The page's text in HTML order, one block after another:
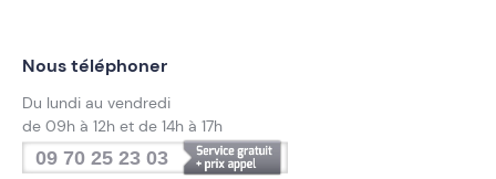
Nous téléphoner
Du lundi au vendredi
de 09h à 12h et de 14h à 17h
09 70 25 23 03